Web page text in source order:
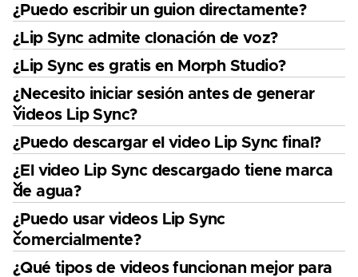
¿Puedo escribir un guion directamente?
¿Lip Sync admite clonación de voz?
¿Lip Sync es gratis en Morph Studio?
¿Necesito iniciar sesión antes de generar
videos Lip Sync?
¿Puedo descargar el video Lip Sync final?
¿El video Lip Sync descargado tiene marca
de agua?
¿Puedo usar videos Lip Sync
comercialmente?
¿Qué tipos de videos funcionan mejor para